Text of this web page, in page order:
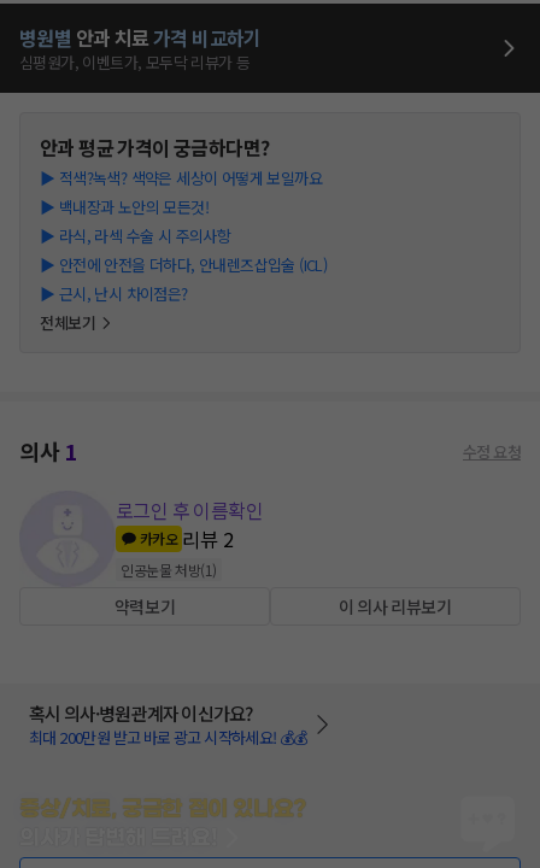
병원별 안과 치료가격 비교하기
심평원가, 이벤트가, 모두닥 리뷰가 등
안과평균 가격이 궁금하다면?
▶ 적색?녹색? 색약은 세상이 어떻게 보일까요
▶ 백내장과 노안의 모든것!
▶ 라식, 라섹 수술 시 주의사항
▶ 안전에 안전을 더하다, 안내렌즈삽입술 (ICL)
▶ 근시, 난시 차이점은?
전체보기
의사1 수정 요청
로그인 후 이름확인
카카오 리뷰 2
인공눈물 처방(1)
약력보기 이 의사 리뷰보기
혹시 의사·병원관계자 이신가요?
최대 200만원 받고 바로 광고 시작하세요! 💰💰
증상/치료, 궁금한 점이 있나요?